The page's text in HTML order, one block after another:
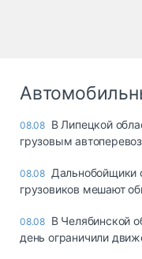
08.08 В Липецкой
грузовым
08.08 Дальнобойщики
грузовиков мешают
08.08 В Челябинской
день ограничили